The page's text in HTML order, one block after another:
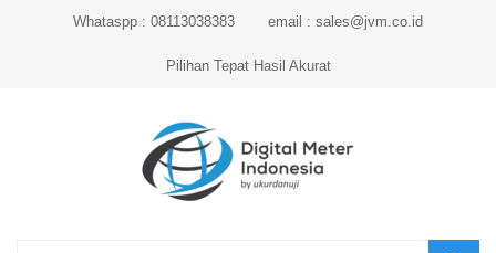
Whataspp : 08113038383 email : sales@jvm.co.id
Pilihan Tepat Hasil Akurat